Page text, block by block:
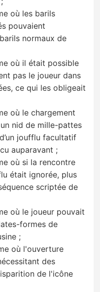
où les barils
pouvaient
normaux de
où il était possible
pas le joueur dans
ce qui les obligeait
où le chargement
un nid de mille-pattes
joufflu facultatif
auparavant ;
où si la rencontre
était ignorée, plus
scriptée de
où le joueur pouvait
formes de
;
où l'ouverture
des
de l'icône